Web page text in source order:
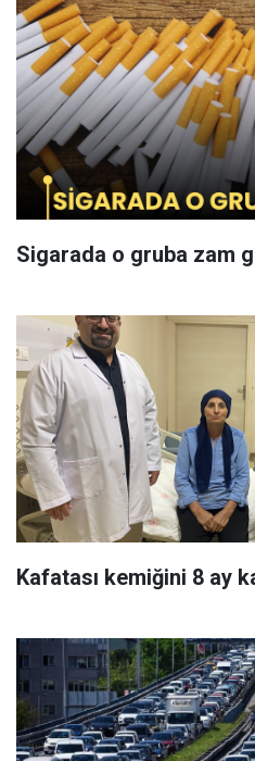
Sigarada o gruba zam
Kafatası kemiğini 8 ay